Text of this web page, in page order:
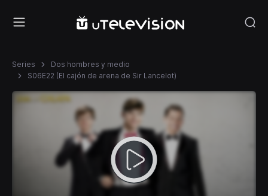
Series
Dos hombres y medio
S06E22 (El cajón de arena de Sir Lancelot)